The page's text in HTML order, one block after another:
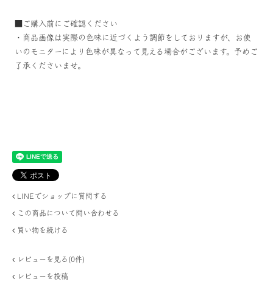
■ご購入前にご確認ください
・商品画像は実際の色味に近づくよう調節をしておりますが、お使
いのモニターにより色味が異なって見える場合がございます。予めご
了承くださいませ。
LINEでショップに質問する
この商品について問い合わせる
買い物を続ける
レビューを見る(0件)
レビューを投稿